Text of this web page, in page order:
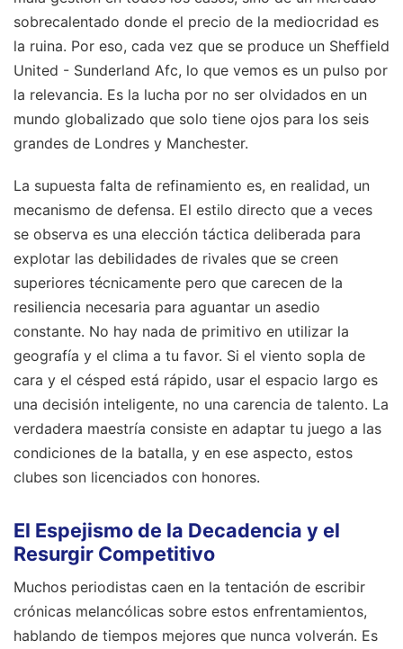
sobrecalentado donde el precio de la mediocridad es
la ruina. Por eso, cada vez que se produce un Sheffield
United - Sunderland Afc, lo que vemos es un pulso por
la relevancia. Es la lucha por no ser olvidados en un
mundo globalizado que solo tiene ojos para los seis
grandes de Londres y Manchester.
La supuesta falta de refinamiento es, en realidad, un
mecanismo de defensa. El estilo directo que a veces
se observa es una elección táctica deliberada para
explotar las debilidades de rivales que se creen
superiores técnicamente pero que carecen de la
resiliencia necesaria para aguantar un asedio
constante. No hay nada de primitivo en utilizar la
geografía y el clima a tu favor. Si el viento sopla de
cara y el césped está rápido, usar el espacio largo es
una decisión inteligente, no una carencia de talento. La
verdadera maestría consiste en adaptar tu juego a las
condiciones de la batalla, y en ese aspecto, estos
clubes son licenciados con honores.
El Espejismo de la Decadencia y el
Resurgir Competitivo
Muchos periodistas caen en la tentación de escribir
crónicas melancólicas sobre estos enfrentamientos,
hablando de tiempos mejores que nunca volverán. Es